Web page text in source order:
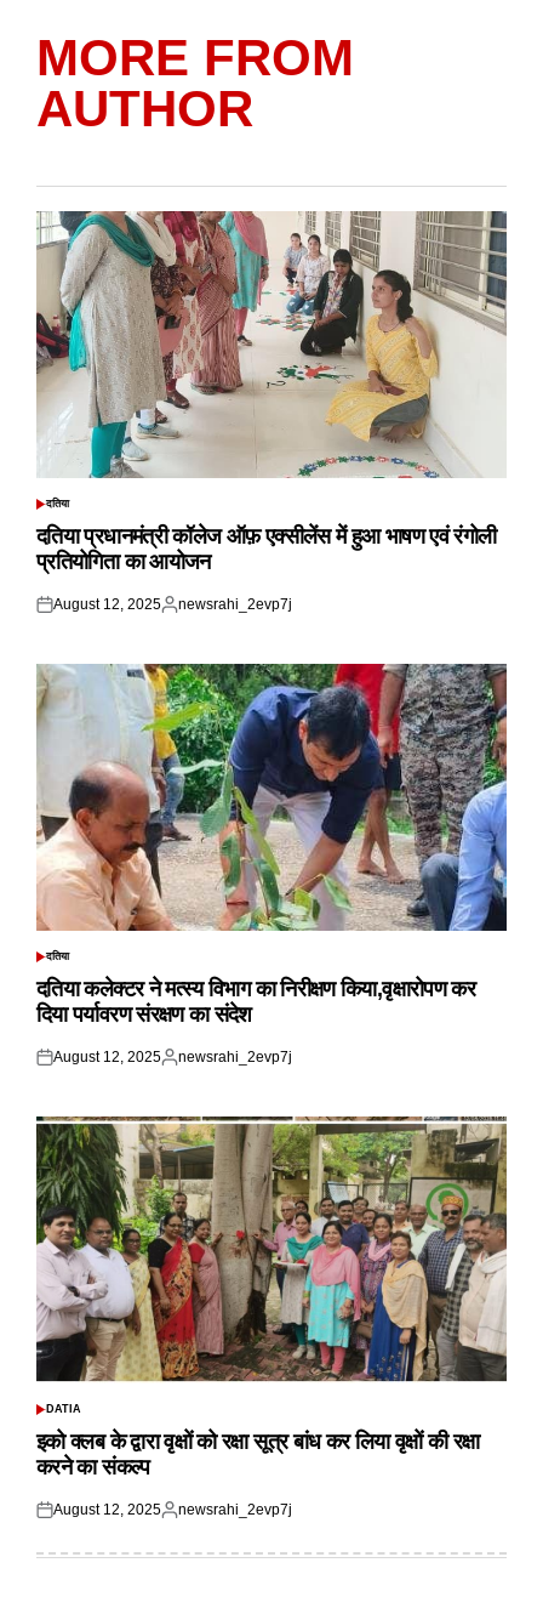
MORE FROM
AUTHOR
POSTED
दतिया
दतिया प्रधानमंत्री कॉलेज ऑफ़ एक्सीलेंस में हुआ भाषण एवं रंगोली
प्रतियोगिता का आयोजन
Posted
August 12, 2025
Posted
newsrahi_2evp7j
POSTED
दतिया
दतिया कलेक्टर ने मत्स्य विभाग का निरीक्षण किया,वृक्षारोपण कर
दिया पर्यावरण संरक्षण का संदेश
Posted
August 12, 2025
Posted
newsrahi_2evp7j
POSTED
DATIA
इको क्लब के द्वारा वृक्षों को रक्षा सूत्र बांध कर लिया वृक्षों की रक्षा
करने का संकल्प
Posted
August 12, 2025
Posted
newsrahi_2evp7j